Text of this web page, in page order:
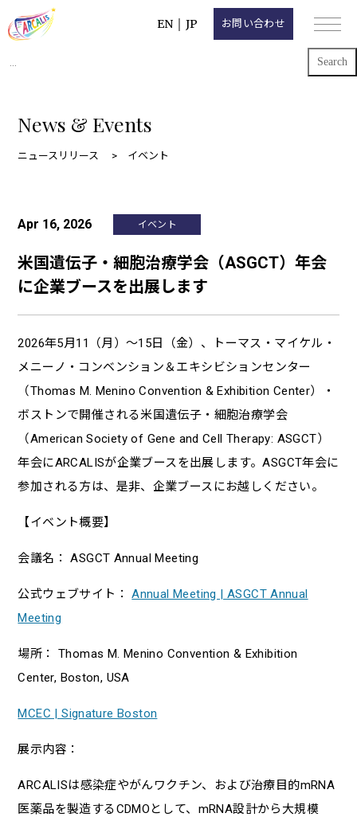
EN JP お問い合わせ
for:
News & Events
ニュースリリース イベント
Apr 16, 2026 イベント
米国遺伝子・細胞治療学会（ASGCT）年会
に企業ブースを出展します
2026年5月11（月）～15日（金）、トーマス・マイケル・
メニーノ・コンベンション＆エキシビションセンター
（Thomas M. Menino Convention & Exhibition Center）・
ボストンで開催される米国遺伝子・細胞治療学会
（American Society of Gene and Cell Therapy: ASGCT）
年会にARCALISが企業ブースを出展します。ASGCT年会に
参加される方は、是非、企業ブースにお越しください。
【イベント概要】
会議名： ASGCT Annual Meeting
公式ウェブサイト：Annual Meeting | ASGCT Annual
Meeting
場所： Thomas M. Menino Convention & Exhibition
Center, Boston, USA
MCEC | Signature Boston
展示内容：
ARCALISは感染症やがんワクチン、および治療目的mRNA
医薬品を製造するCDMOとして、mRNA設計から大規模